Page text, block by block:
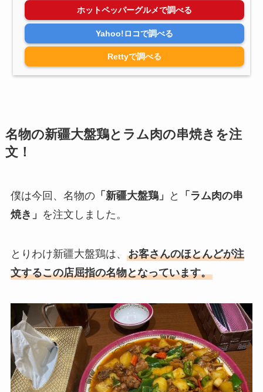
ホットペッパーグルメで調べる
Yahoo!ロコで調べる
Rettyで調べる
名物の新疆大盤鶏とラム肉の串焼きを注
文！
僕は今回、名物の「新疆大盤鶏」 と
「ラム肉の串
焼き」 を注文しました。
とりわけ新疆大盤鶏は、 お客さんのほとんどが注
文するこの店屈指の名物となっています。